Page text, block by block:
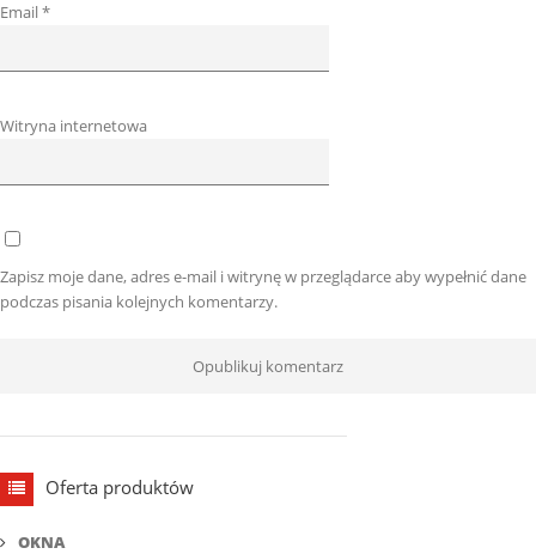
Email*
Witryna internetowa
Zapisz moje dane, adres e-mail i witrynę w przeglądarce aby wypełnić dane
podczas pisania kolejnych komentarzy.
Oferta produktów
OKNA